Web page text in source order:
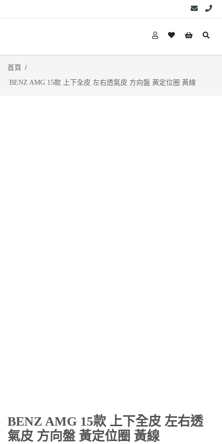
首頁
BENZ AMG 15款 上下全皮 左右透氣皮 方向盤 黃定位圈 黃線
BENZ AMG 15款 上下全皮 左右透
氣皮 方向盤 黃定位圈 黃線